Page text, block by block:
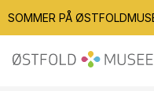
SOMMER PÅ